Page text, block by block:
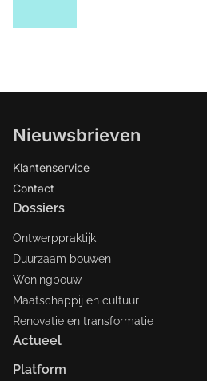
Nieuwsbrieven
Klantenservice
Contact
Dossiers
Ontwerppraktijk
Duurzaam bouwen
Woningbouw
Maatschappij en cultuur
Renovatie en transformatie
Actueel
Platform